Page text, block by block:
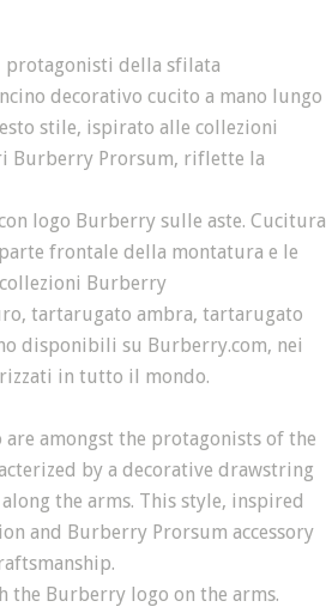
protagonisti della sfilata
decorativo cucito a mano lungo
stile, ispirato alle collezioni
Burberry Prorsum, riflette la
logo Burberry sulle aste. Cucitura
frontale della montatura e le
Burberry
tartarugato ambra, tartarugato
disponibili su Burberry.com, nei
in tutto il mondo.
amongst the protagonists of the
by a decorative drawstring
the arms. This style, inspired
and Burberry Prorsum accessory
Burberry logo on the arms.